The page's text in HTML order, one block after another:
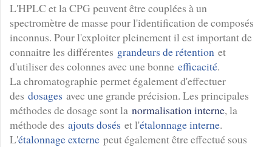
L'HPLC et la CPG peuvent être couplées à un
spectromètre de masse pour l'identification de composés
inconnus. Pour l'exploiter pleinement il est important de
connaitre les différentes grandeurs de rétention et
d'utiliser des colonnes avec une bonne efficacité.
La chromatographie permet également d'effectuer
des dosages avec une grande précision. Les principales
méthodes de dosage sont la normalisation interne, la
méthode des ajouts dosés et l'étalonnage interne.
L'étalonnage externe peut également être effectué sous